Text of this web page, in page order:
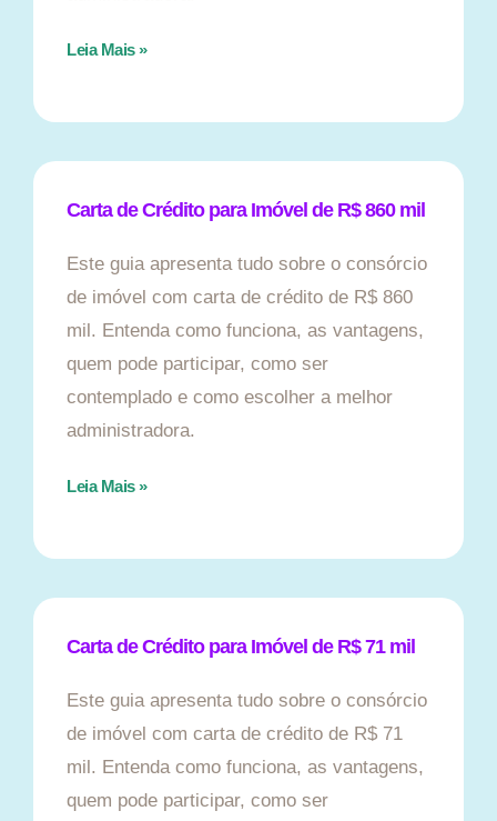
Leia Mais »
Carta de Crédito para Imóvel de R$ 860 mil
Este guia apresenta tudo sobre o consórcio
de imóvel com carta de crédito de R$ 860
mil. Entenda como funciona, as vantagens,
quem pode participar, como ser
contemplado e como escolher a melhor
administradora.
Leia Mais »
Carta de Crédito para Imóvel de R$ 71 mil
Este guia apresenta tudo sobre o consórcio
de imóvel com carta de crédito de R$ 71
mil. Entenda como funciona, as vantagens,
quem pode participar, como ser